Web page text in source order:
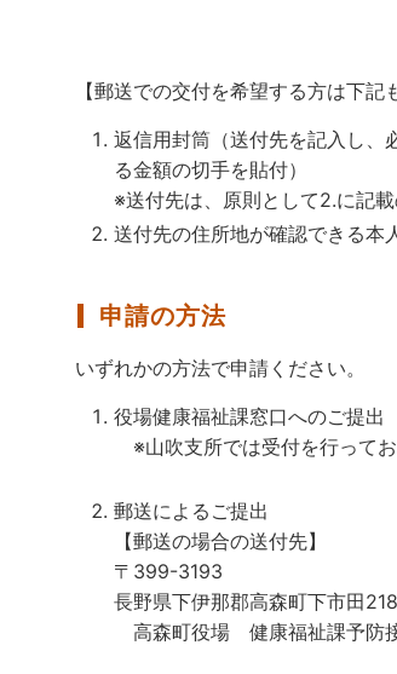
【郵送での交付を希望する方は下記
返信用封筒（送付先を記入し、
る金額の切手を貼付）
※送付先は、原則として2.に記
送付先の住所地が確認できる本
申請の方法
いずれかの方法で申請ください。
役場健康福祉課窓口へのご提出
※山吹支所では受付を行ってお
郵送によるご提出
【郵送の場合の送付先】
〒399-3193
長野県下伊那郡高森町下市田
高森町役場 健康福祉課予防